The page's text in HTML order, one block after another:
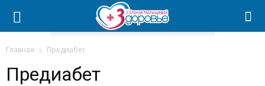
Главная Предиабет
Предиабет